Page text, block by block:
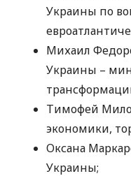
Украины по
Михаил
Украины –
Тимофей
экономики,
Оксана
Украины;